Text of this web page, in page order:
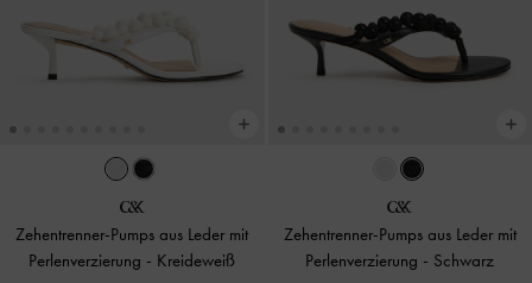
Zehentrenner-Pumps aus Leder mit
Perlenverzierung - Kreideweiß
Zehentrenner-Pumps aus Leder mit
Perlenverzierung - Schwarz